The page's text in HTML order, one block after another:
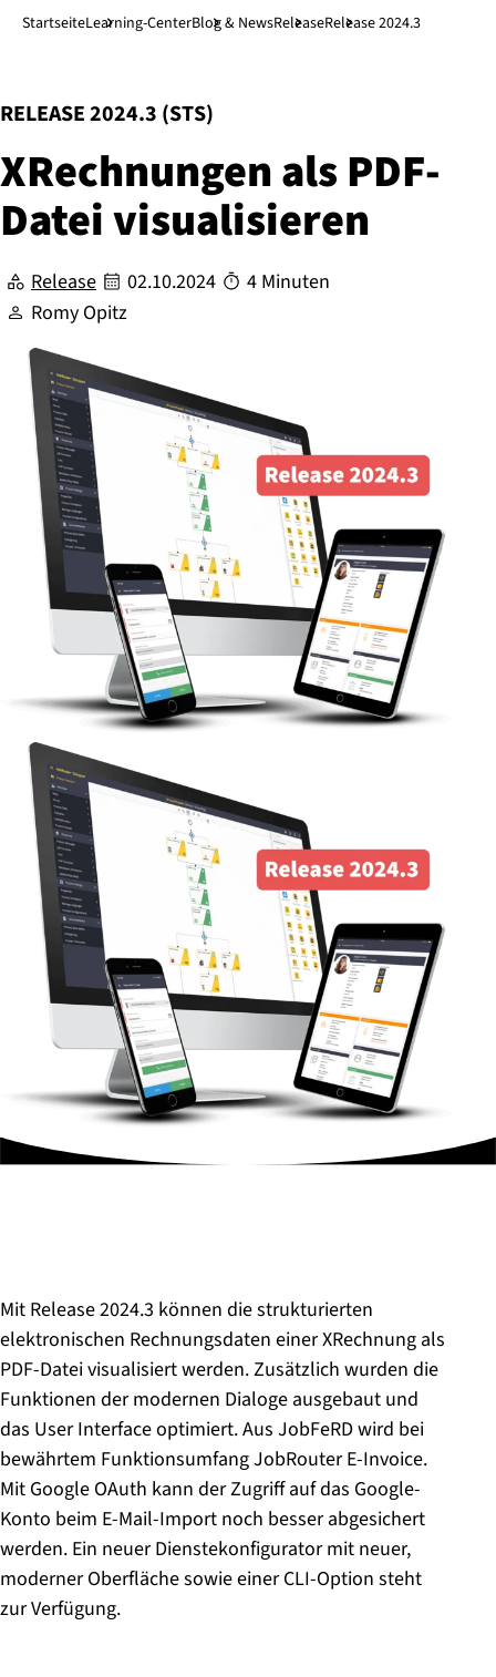
Direkt zum Hauptinhalt↓
StartseiteLearning-CenterBlog & NewsReleaseRelease 2024.3
RELEASE 2024.3 (STS)
:
XRechnungen als PDF-
Datei vi­sua­li­sie­ren
Release 02.10.2024
4 Minuten
Romy Opitz
Mit Release 2024.3 können die strukturierten
elektronischen Rechnungsdaten einer XRechnung als
PDF-Datei visualisiert werden. Zusätzlich wurden die
Funktionen der modernen Dialoge ausgebaut und
das User Interface optimiert. Aus JobFeRD wird bei
bewährtem Funktionsumfang JobRouter E-Invoice.
Mit Google OAuth kann der Zugriff auf das Google-
Konto beim E-Mail-Import noch besser abgesichert
werden. Ein neuer Dienstekonfigurator mit neuer,
moderner Oberfläche sowie einer CLI-Option steht
zur Verfügung.